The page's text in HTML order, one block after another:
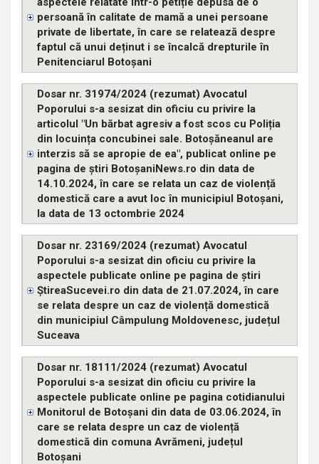
persoană în calitate de mamă a unei persoane
private de libertate, în care se relatează despre
faptul că unui deținut i se încalcă drepturile în
Penitenciarul Botoșani
Dosar nr. 31974/2024 (rezumat) Avocatul
Poporului s-a sesizat din oficiu cu privire la
articolul "Un bărbat agresiv a fost scos cu Poliția
din locuința concubinei sale. Botoșăneanul are
interzis să se apropie de ea", publicat online pe
pagina de știri BotoșaniNews.ro din data de
14.10.2024, în care se relata un caz de violență
domestică care a avut loc în municipiul Botoșani,
la data de 13 octombrie 2024
Dosar nr. 23169/2024 (rezumat) Avocatul
Poporului s-a sesizat din oficiu cu privire la
aspectele publicate online pe pagina de știri
ȘtireaSucevei.ro din data de 21.07.2024, în care
se relata despre un caz de violență domestică
din municipiul Câmpulung Moldovenesc, județul
Suceava
Dosar nr. 18111/2024 (rezumat) Avocatul
Poporului s-a sesizat din oficiu cu privire la
aspectele publicate online pe pagina cotidianului
Monitorul de Botoșani din data de 03.06.2024, în
care se relata despre un caz de violență
domestică din comuna Avrămeni, județul
Botoșani